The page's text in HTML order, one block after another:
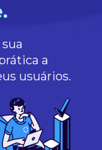
a
usuários.